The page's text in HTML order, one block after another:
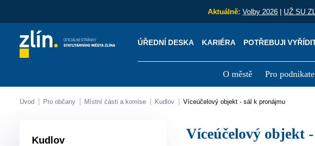
Aktuálně: Volby 2026 | UŽ SU
ÚŘEDNÍ DESKA KARIÉRA POTŘEBUJI
O městě Pro
Kontakty Úřední deska
Úvod Pro občany Místní části a komise Kudlov Víceúčelový objekt - sál k pronájmu
Kudlov Víceúčelový